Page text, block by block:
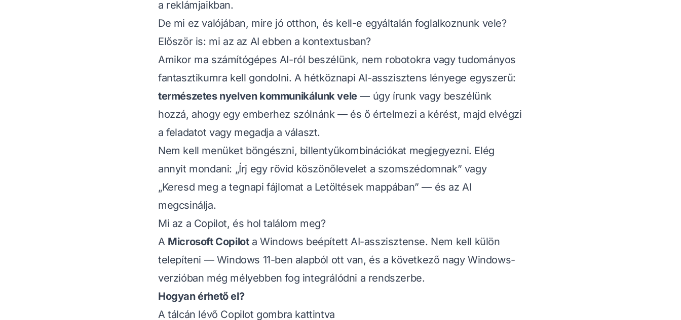
a reklámjaikban.
De mi ez valójában, mire jó otthon, és kell-e egyáltalán foglalkoznunk vele?
Először is: mi az az AI ebben a kontextusban?
Amikor ma számítógépes AI-ról beszélünk, nem robotokra vagy tudományos
fantasztikumra kell gondolni. A hétköznapi AI-asszisztens lényege egyszerű:
természetes nyelven kommunikálunk vele— úgy írunk vagy beszélünk
hozzá, ahogy egy emberhez szólnánk — és ő értelmezi a kérést, majd elvégzi
a feladatot vagy megadja a választ.
Nem kell menüket böngészni, billentyűkombinációkat megjegyezni. Elég
annyit mondani: „Írj egy rövid köszönőlevelet a szomszédomnak” vagy
„Keresd meg a tegnapi fájlomat a Letöltések mappában” — és az AI
megcsinálja.
Mi az a Copilot, és hol találom meg?
A Microsoft Copilota Windows beépített AI-asszisztense. Nem kell külön
telepíteni — Windows 11-ben alapból ott van, és a következő nagy Windows-
verzióban még mélyebben fog integrálódni a rendszerbe.
Hogyan érhető el?
A tálcán lévő Copilot gombra kattintva